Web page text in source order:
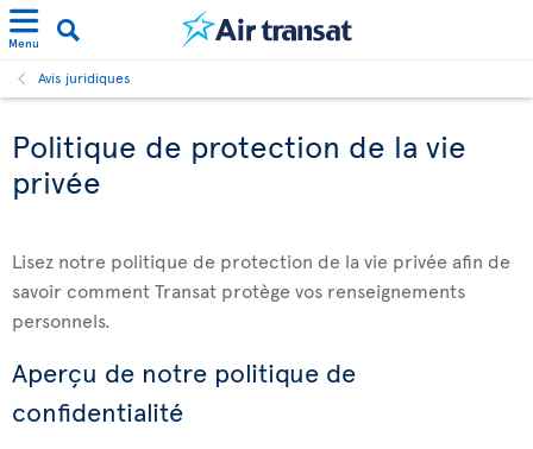
Menu
Avis juridiques
Politique de protection de la vie
privée
Lisez notre politique de protection de la vie privée afin de
savoir comment Transat protège vos renseignements
personnels.
Aperçu de notre politique de
confidentialité